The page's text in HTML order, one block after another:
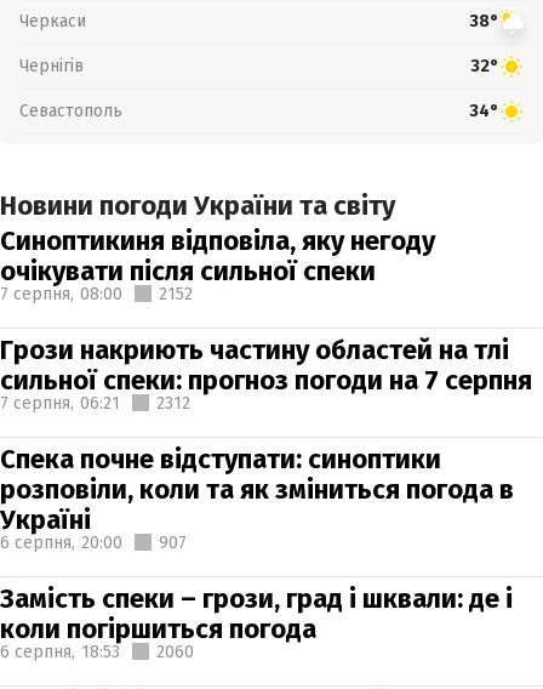
Черкаси 38°
Чернігів 32°
Севастополь 34°
Новини погоди України та світу
Синоптикиня відповіла, яку негоду
очікувати після сильної спеки
7 серпня, 08:00 2152
Грози накриють частину областей на тлі
сильної спеки: прогноз погоди на 7 серпня
7 серпня, 06:21 2312
Спека почне відступати: синоптики
розповіли, коли та як зміниться погода в
Україні
6 серпня, 20:00 907
Замість спеки – грози, град і шквали: де і
коли погіршиться погода
6 серпня, 18:53 2060